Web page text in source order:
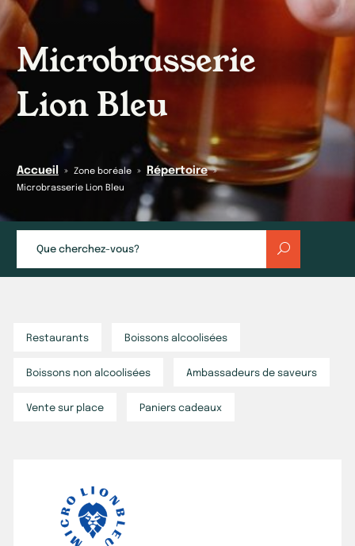
Microbrasserie
Lion Bleu
Accueil » Zone boréale » Répertoire »
Microbrasserie Lion Bleu
Restaurants Boissons alcoolisées
Boissons non alcoolisées Ambassadeurs de saveurs
Vente sur place Paniers cadeaux